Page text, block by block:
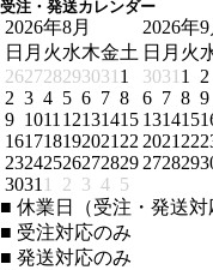
受注・発送カレンダー
2026年8月
日 月 火水木金土
262728293031 1
2 3 4 5 6 7 8
9 1011 12131415
161718192021 22
23242526272829
3031 1 2 3 4 5
2026年9
日 月 火
3031 1 2
6 7 8 9
131415
2021 22
272829
■ 休業日（受注・発送対
■ 受注対応のみ
■ 発送対応のみ